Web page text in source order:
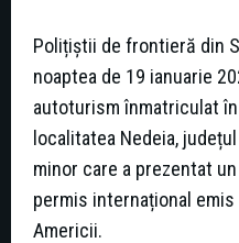
Polițiștii de frontieră din
noaptea de 19 ianuarie
autoturism înmatriculat
localitatea Nedeia,
minor care a prezentat
permis internațional
Americii.